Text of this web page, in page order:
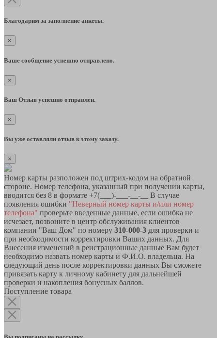
Благодарим за заполнение анкеты.
×
Ваше сообщение успешно отправлено.
×
Ваш Отзыв успешно отправлен.
×
Вы уже оставляли отзыв к этому заказу.
×
Номер карты разположен под штрих-кодом на обратной
стороне. Номер телефона, указанный при получении карты,
вводится без 8 в формате +7(___)-___-__-__ В случае
появления ошибки "Неверный номер карты и/или номер
телефона" проверьте введенные данные, если ошибка не
исчезает, позвоните в центр обслуживания клиентов
компании "Ваш Дом" по номеру 310-000-3 для проверки и
при необходимости корректировки Ваших данных. Для
Внесения изменений в реистрационные данные Вам будет
необходимо назвать номер карты и Ф.И.О. владельца. На
следующий день после корректировки данных Вы сможете
привязать карту к личному кабинету для дальнейшей
проверки и накопления бонусных баллов.
Поступление товара